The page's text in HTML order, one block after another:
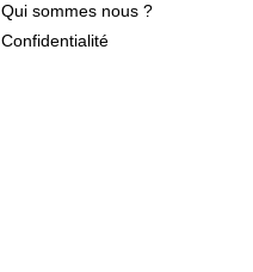
Qui sommes nous ?
Confidentialité